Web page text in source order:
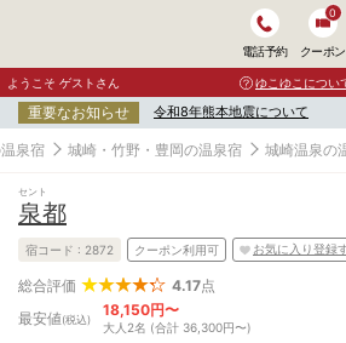
電話予約 クーポン
0
ようこそ ゲストさん ゆこゆこについ
重要なお知らせ 令和8年熊本地震について
泉宿 城崎・竹野・豊岡の温泉宿 城崎温泉の
セント
泉都
宿コード : 2872 クーポン利用可 お気に入り登録
総合評価 4.17点
最安値(税込)
18,150円〜
大人2名 (合計 36,300円〜)